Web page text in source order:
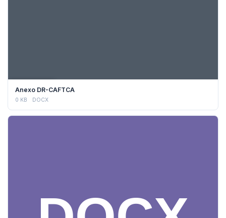
Anexo DR-CAFTCA
0 KB DOCX